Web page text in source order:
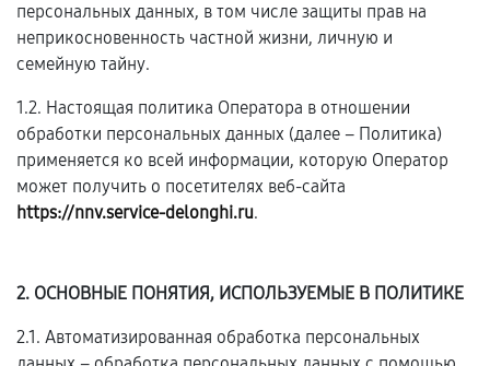
персональных данных, в том числе защиты прав на
неприкосновенность частной жизни, личную и
семейную тайну.
1.2. Настоящая политика Оператора в отношении
обработки персональных данных (далее – Политика)
применяется ко всей информации, которую Оператор
может получить о посетителях веб-сайта
https://nnv.service-delonghi.ru.
2. ОСНОВНЫЕ ПОНЯТИЯ, ИСПОЛЬЗУЕМЫЕ В ПОЛИТИКЕ
2.1. Автоматизированная обработка персональных